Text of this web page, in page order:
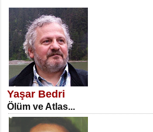
SATILMIŞ ÜMİT ÇETİNKAYA
Erkenlik...
Yaşar Bedri
Ölüm ve Atlas...